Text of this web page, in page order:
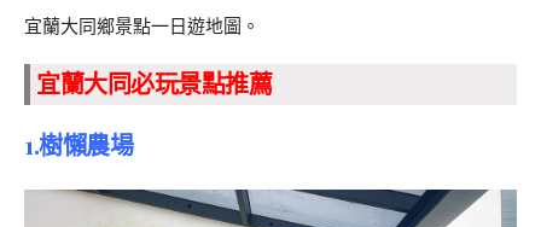
宜蘭大同鄉景點一日遊地圖。
宜蘭大同必玩景點推薦
1.樹懶農場